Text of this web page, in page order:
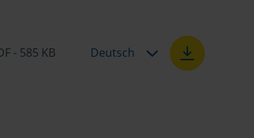
- 585 KB Deutsch